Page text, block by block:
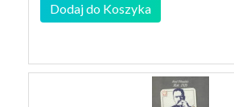
Dodaj do Koszyka